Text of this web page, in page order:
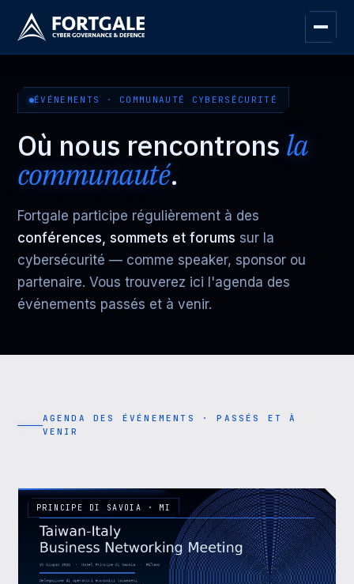
ÉVÉNEMENTS · COMMUNAUTÉ CYBERSÉCURITÉ
Où nous rencontrons la
communauté.
Fortgale participe régulièrement à des
conférences, sommets et forums sur la
cybersécurité — comme speaker, sponsor ou
partenaire. Vous trouverez ici l'agenda des
événements passés et à venir.
AGENDA DES ÉVÉNEMENTS · PASSÉS ET À
VENIR
PRINCIPE DI SAVOIA · MI